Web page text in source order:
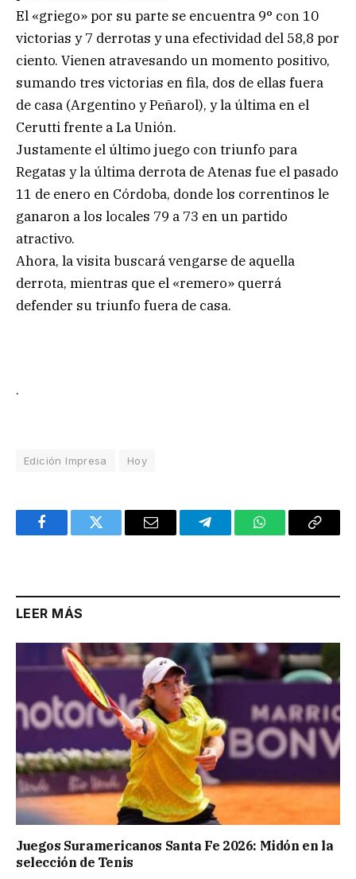
El «griego» por su parte se encuentra 9° con 10
victorias y 7 derrotas y una efectividad del 58,8 por
ciento. Vienen atravesando un momento positivo,
sumando tres victorias en fila, dos de ellas fuera
de casa (Argentino y Peñarol), y la última en el
Cerutti frente a La Unión.
Justamente el último juego con triunfo para
Regatas y la última derrota de Atenas fue el pasado
11 de enero en Córdoba, donde los correntinos le
ganaron a los locales 79 a 73 en un partido
atractivo.
Ahora, la visita buscará vengarse de aquella
derrota, mientras que el «remero» querrá
defender su triunfo fuera de casa.
.
Edición Impresa Hoy
FacebookTwitter Email TelegramWhatsAppCopy
LEER MÁS
Juegos Suramericanos Santa Fe 2026: Midón en la
selección de Tenis